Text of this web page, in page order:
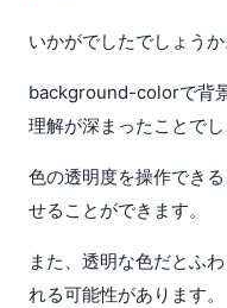
いかがでしたでしょうか
background-colorで背
理解が深まったことでし
色の透明度を操作でき
せることができます。
また、透明な色だとふ
れる可能性があります。